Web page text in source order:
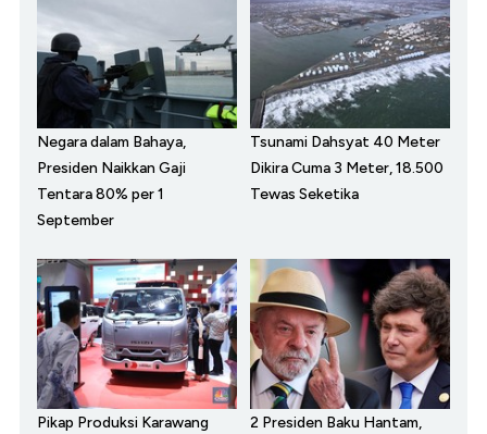
Negara dalam Bahaya,
Presiden Naikkan Gaji
Tentara 80% per 1
September
Tsunami Dahsyat 40 Meter
Dikira Cuma 3 Meter, 18.500
Tewas Seketika
Pikap Produksi Karawang
2 Presiden Baku Hantam,